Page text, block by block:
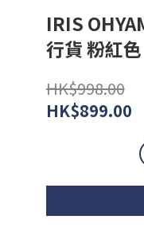
IRIS
行貨 粉紅色
HK$998.00
HK$899.00